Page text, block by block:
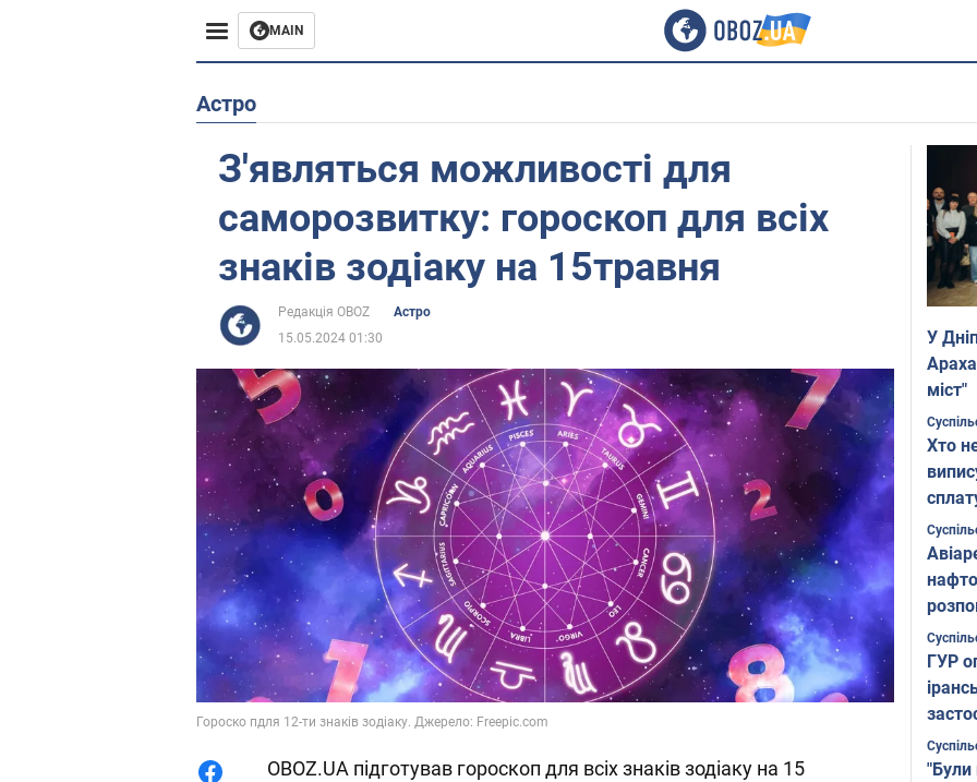
MAIN
Життя
Астро
З'являться можливості для
саморозвитку: гороскоп для всіх
знаків зодіаку на 15травня
Редакція OBOZ
Астро
15.05.2024 01:30
Гороско пдля 12-ти знаків зодіаку. Джерело: Freepic.com
OBOZ.UA підготував гороскоп для всіх знаків зодіаку на 15
У
міст"
Хто
ГУР
"Були